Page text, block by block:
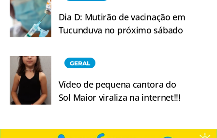
Dia D: Mutirão de vacinação em
Tucunduva no próximo sábado
GERAL
Vídeo de pequena cantora do
Sol Maior viraliza na internet!!!